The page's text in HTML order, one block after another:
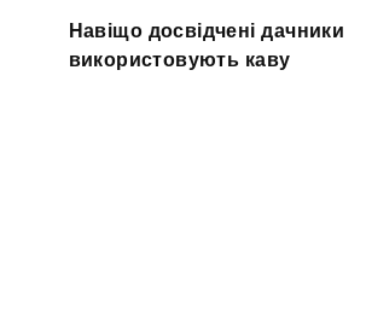
Навіщо досвідчені дачники
використовують каву